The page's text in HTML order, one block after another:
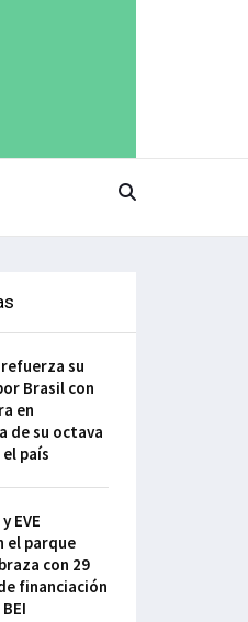
su
Brasil con
en
de su octava
país
EVE
el parque
con 29
financiación